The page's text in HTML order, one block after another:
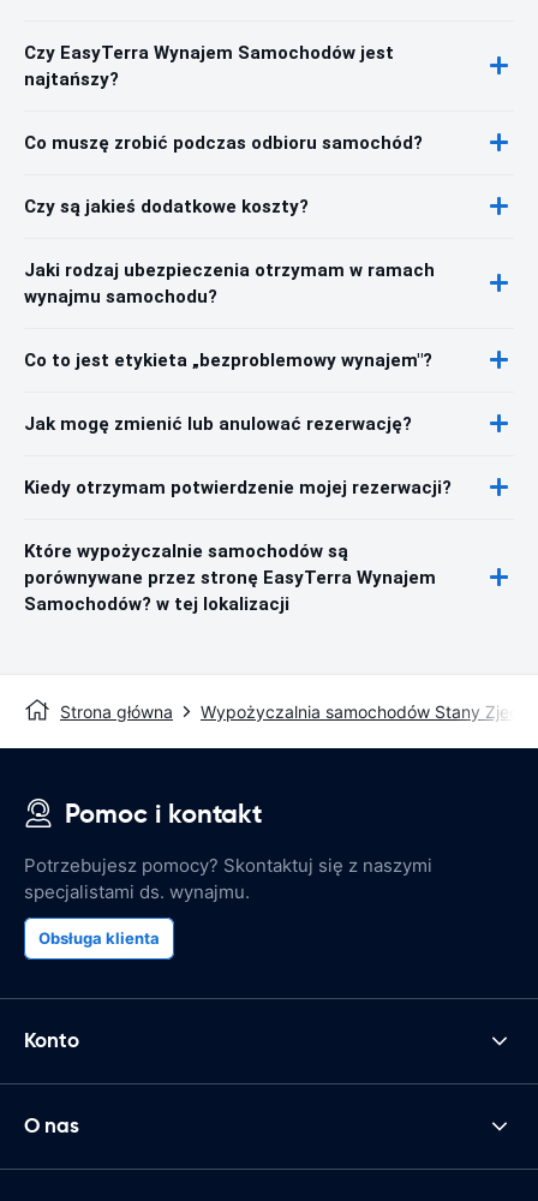
Czy EasyTerra Wynajem Samochodów jest
najtańszy?
Co muszę zrobić podczas odbioru samochód?
Czy są jakieś dodatkowe koszty?
Jaki rodzaj ubezpieczenia otrzymam w ramach
wynajmu samochodu?
Co to jest etykieta „bezproblemowy wynajem"?
Jak mogę zmienić lub anulować rezerwację?
Kiedy otrzymam potwierdzenie mojej rezerwacji?
Które wypożyczalnie samochodów są
porównywane przez stronę EasyTerra Wynajem
Samochodów? w tej lokalizacji
Strona główna Wypożyczalnia samochodów Stany
Pomoc i kontakt
Potrzebujesz pomocy? Skontaktuj się z naszymi
specjalistami ds. wynajmu.
Obsługa klienta
Konto
O nas